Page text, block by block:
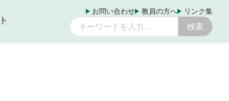
お問い合わせ 教員の方へ リンク集